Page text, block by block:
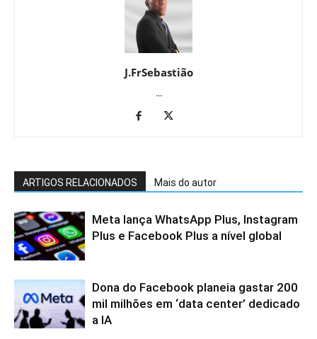
J.FrSebastião
...
ARTIGOS RELACIONADOS Mais do autor
Meta lança WhatsApp Plus, Instagram
Plus e Facebook Plus a nível global
Dona do Facebook planeia gastar 200
mil milhões em ‘data center’ dedicado
a IA